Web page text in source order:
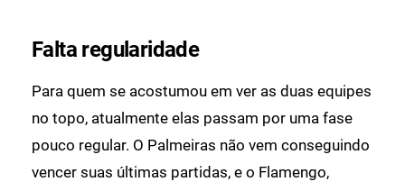
Falta regularidade
Para quem se acostumou em ver as duas equipes
no topo, atualmente elas passam por uma fase
pouco regular. O Palmeiras não vem conseguindo
vencer suas últimas partidas, e o Flamengo,